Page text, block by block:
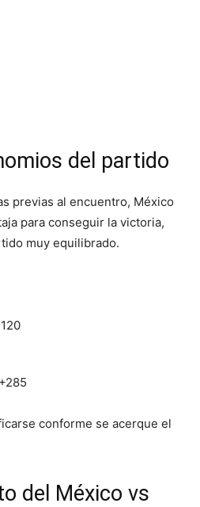
del partido
previas al encuentro, México
para conseguir la victoria,
muy equilibrado.
+285
conforme se acerque el
del México vs